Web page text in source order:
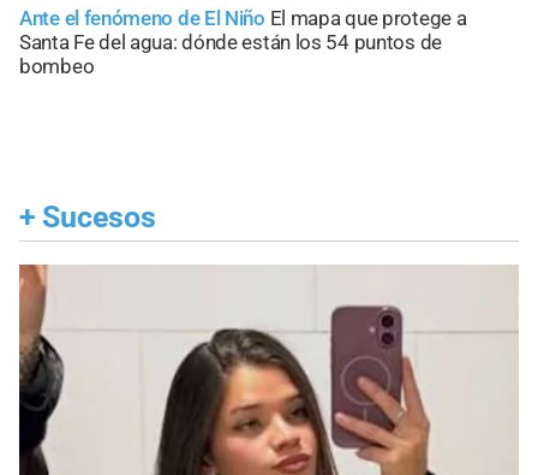
Ante el fenómeno de El Niño El mapa que protege a
Santa Fe del agua: dónde están los 54 puntos de
bombeo
+ Sucesos